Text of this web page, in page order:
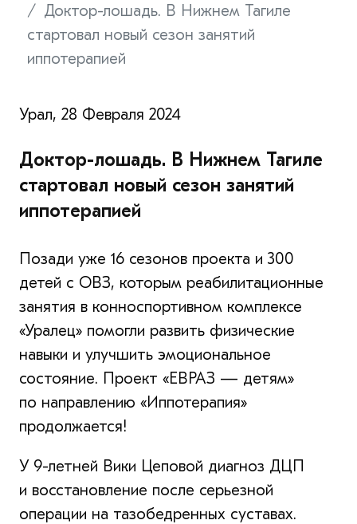
Доктор-лошадь. В Нижнем Тагиле
стартовал новый сезон занятий
иппотерапией
Урал, 28 Февраля 2024
Доктор-лошадь. В Нижнем Тагиле
стартовал новый сезон занятий
иппотерапией
Позади уже 16 сезонов проекта и 300
детей с ОВЗ, которым реабилитационные
занятия в конноспортивном комплексе
«Уралец» помогли развить физические
навыки и улучшить эмоциональное
состояние. Проект «ЕВРАЗ — детям»
по направлению «Иппотерапия»
продолжается!
У 9-летней Вики Цеповой диагноз ДЦП
и восстановление после серьезной
операции на тазобедренных суставах.